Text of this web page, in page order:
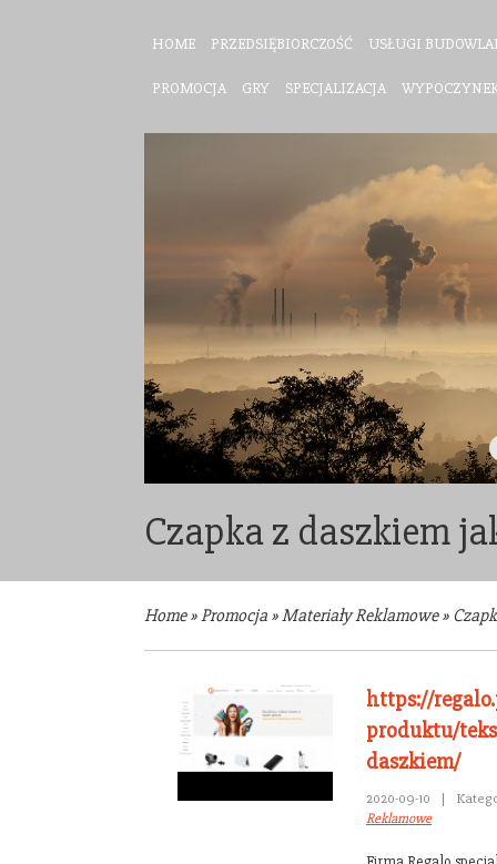
HOME PRZEDSIĘBIORCZOŚĆ USŁUGI
PROMOCJA GRY SPECJALIZACJA
Czapka z daszkiem
Home»Promocja »Materiały Reklamowe»
https://
produktu/
daszkiem/
2020-09-10 |
Reklamowe